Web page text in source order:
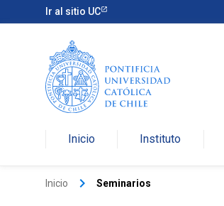
Ir al sitio UC
Inicio Instituto
Inicio keyboard_arrow_right Seminarios